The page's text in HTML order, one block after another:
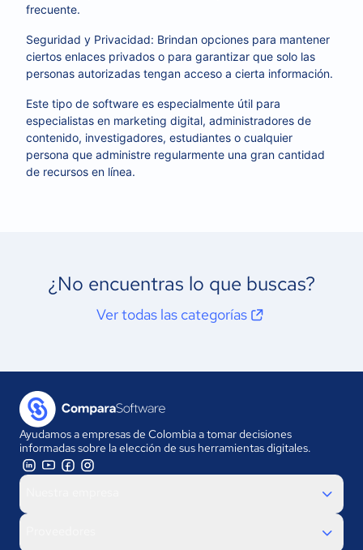
frecuente.
Seguridad y Privacidad: Brindan opciones para mantener
ciertos enlaces privados o para garantizar que solo las
personas autorizadas tengan acceso a cierta información.
Este tipo de software es especialmente útil para
especialistas en marketing digital, administradores de
contenido, investigadores, estudiantes o cualquier
persona que administre regularmente una gran cantidad
de recursos en línea.
¿No encuentras lo que buscas?
Ver todas las categorías
Ayudamos a empresas de Colombia a tomar decisiones
informadas sobre la elección de sus herramientas digitales.